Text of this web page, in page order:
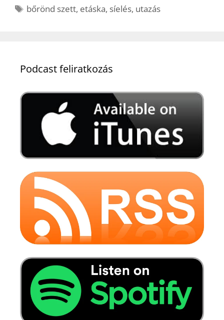
Címkék
bőrönd szett, etáska, síelés, utazás
Podcast feliratkozás